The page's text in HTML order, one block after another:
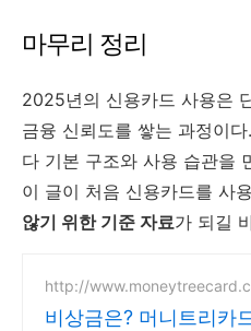
마무리 정리
2025년의 신용카드 사용은
금융 신뢰도를 쌓는 과정이
다 기본 구조와 사용 습관을
이 글이 처음 신용카드를 사
않기 위한 기준 자료가 되길
http://
비상금은? 머니트리카